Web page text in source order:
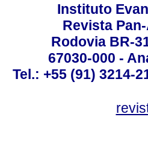
Instituto
Revista
Rodovia BR-
67030-000 -
Tel.: +55 (91) 3214-